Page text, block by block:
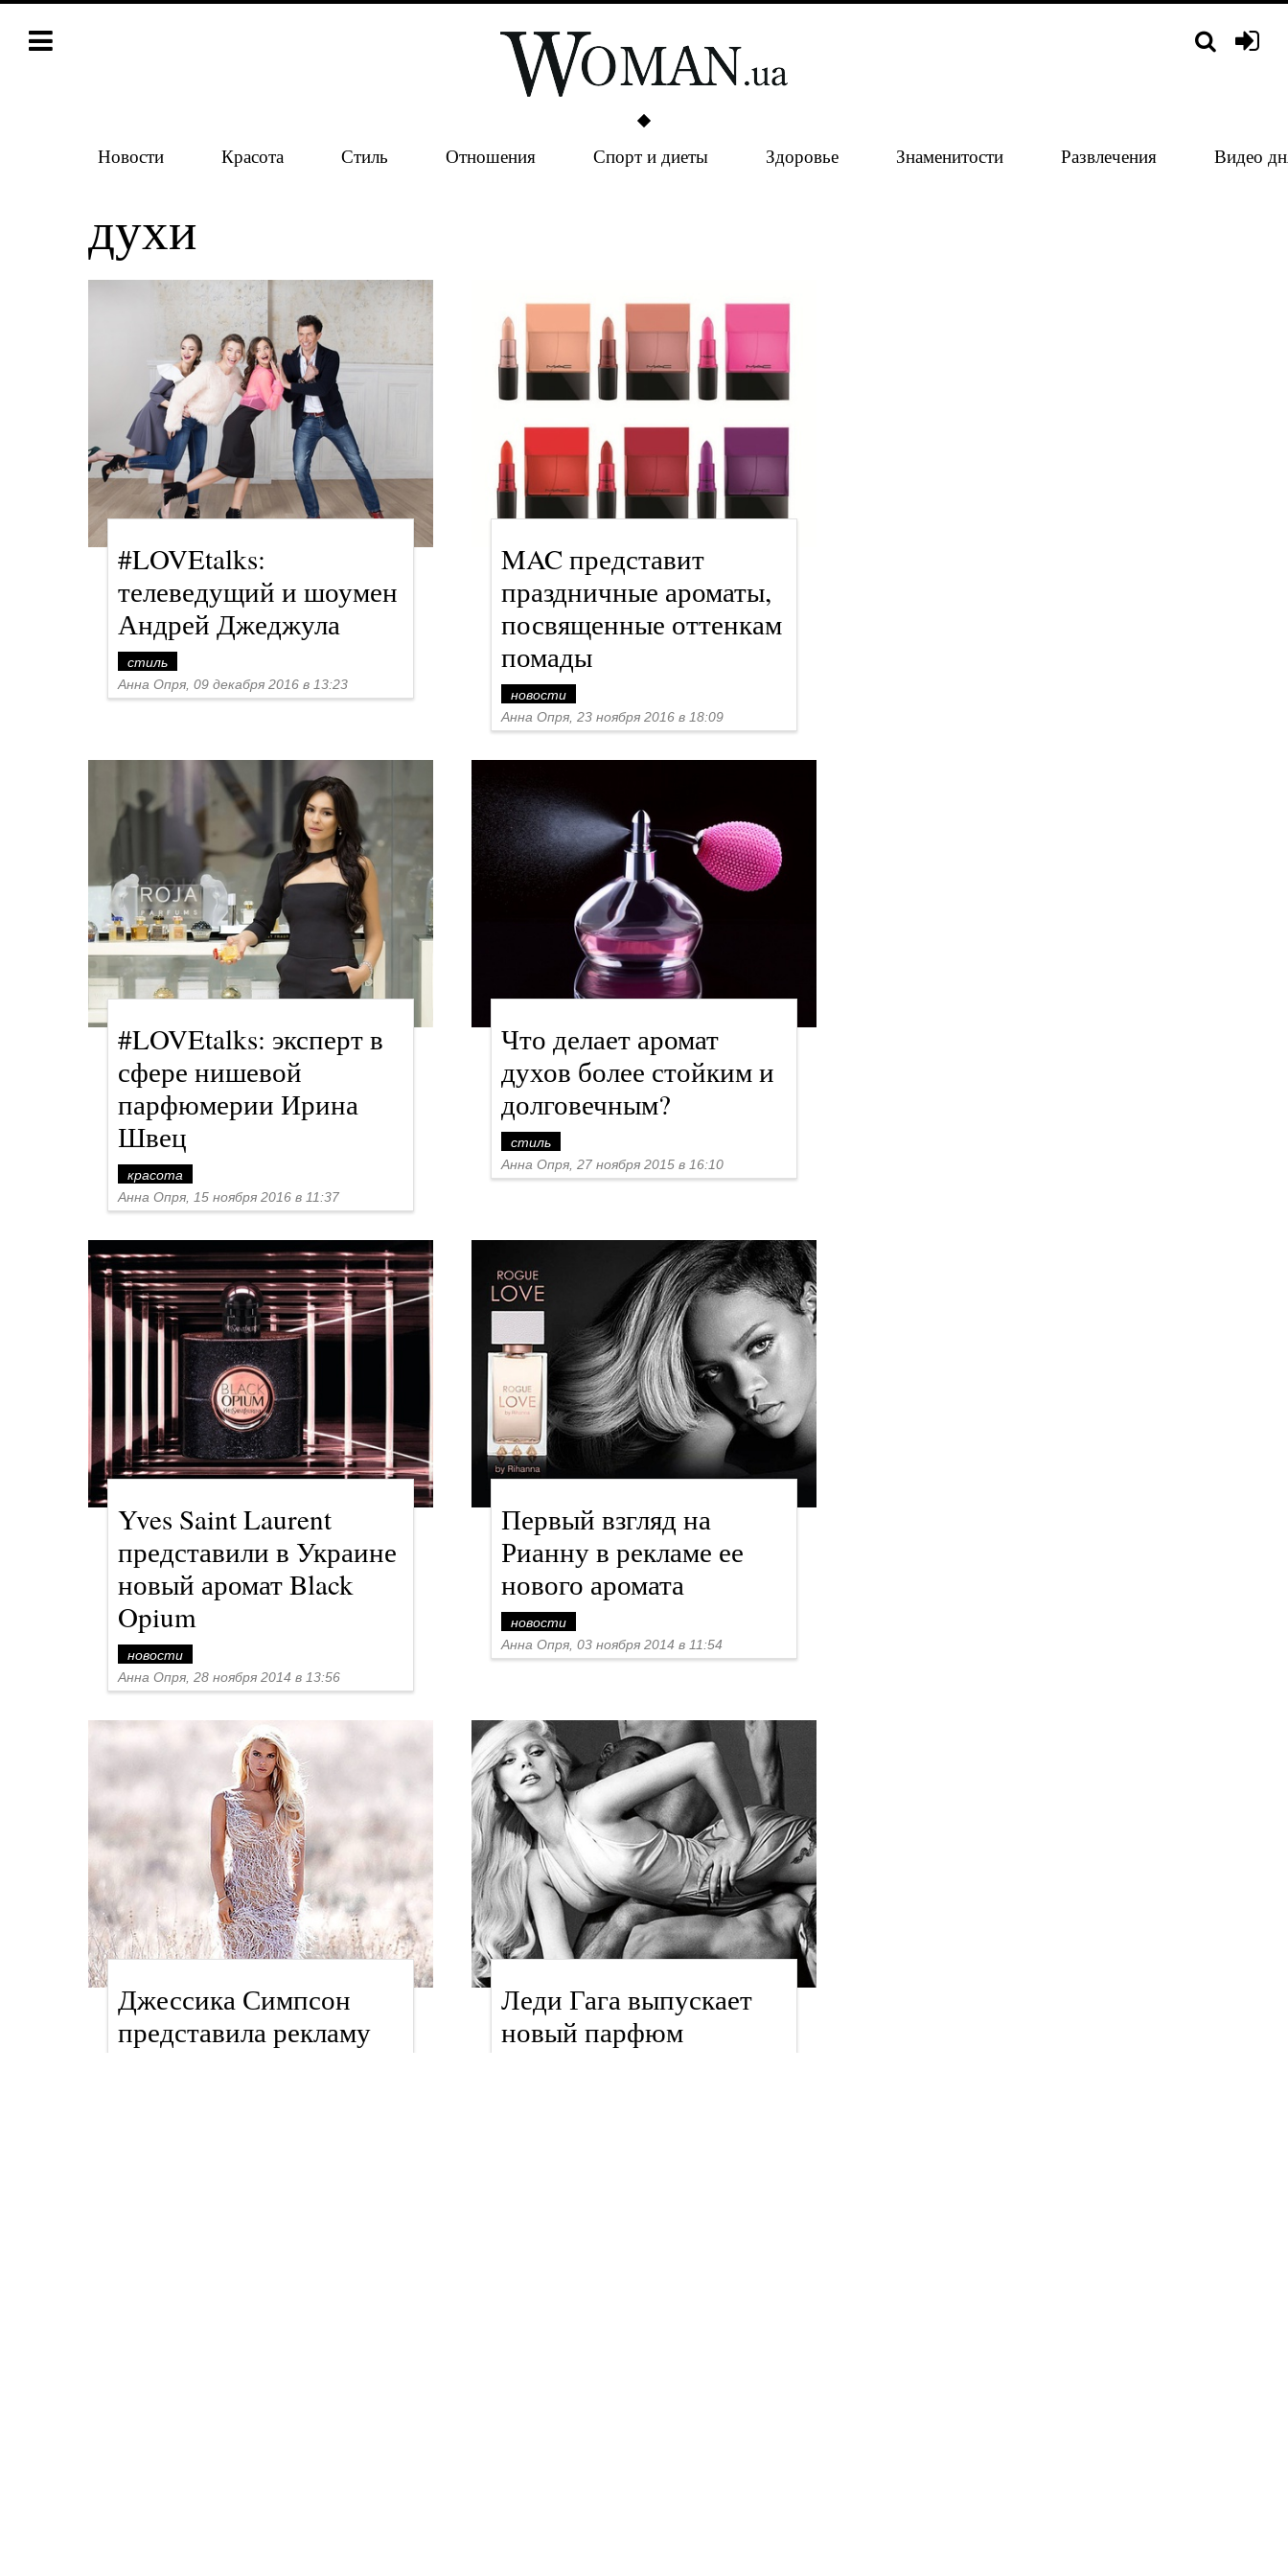
Новости Красота Стиль Отношения Спорт и диеты Здоровье Знаменитости Развлечения Видео
духи
#LOVEtalks:
телеведущий и шоумен
Андрей Джеджула
стиль
Анна Опря, 09 декабря 2016 в 13:23
MAC представит
праздничные ароматы,
посвященные оттенкам
помады
новости
Анна Опря, 23 ноября 2016 в 18:09
#LOVEtalks: эксперт в
сфере нишевой
парфюмерии Ирина
Швец
красота
Анна Опря, 15 ноября 2016 в 11:37
Что делает аромат
духов более стойким и
долговечным?
стиль
Анна Опря, 27 ноября 2015 в 16:10
Yves Saint Laurent
представили в Украине
новый аромат Black
Opium
новости
Анна Опря, 28 ноября 2014 в 13:56
Первый взгляд на
Рианну в рекламе ее
нового аромата
новости
Анна Опря, 03 ноября 2014 в 11:54
Джессика Симпсон
представила рекламу
Леди Гага выпускает
новый парфюм